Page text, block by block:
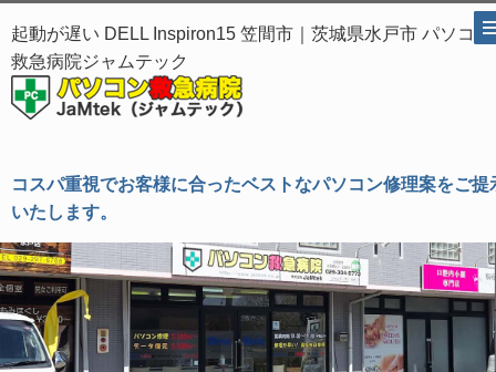
起動が遅い DELL Inspiron15 笠間市｜茨城県水戸市 パソコン
救急病院ジャムテック
コスパ重視でお客様に合ったベストなパソコン修理案をご提
いたします。